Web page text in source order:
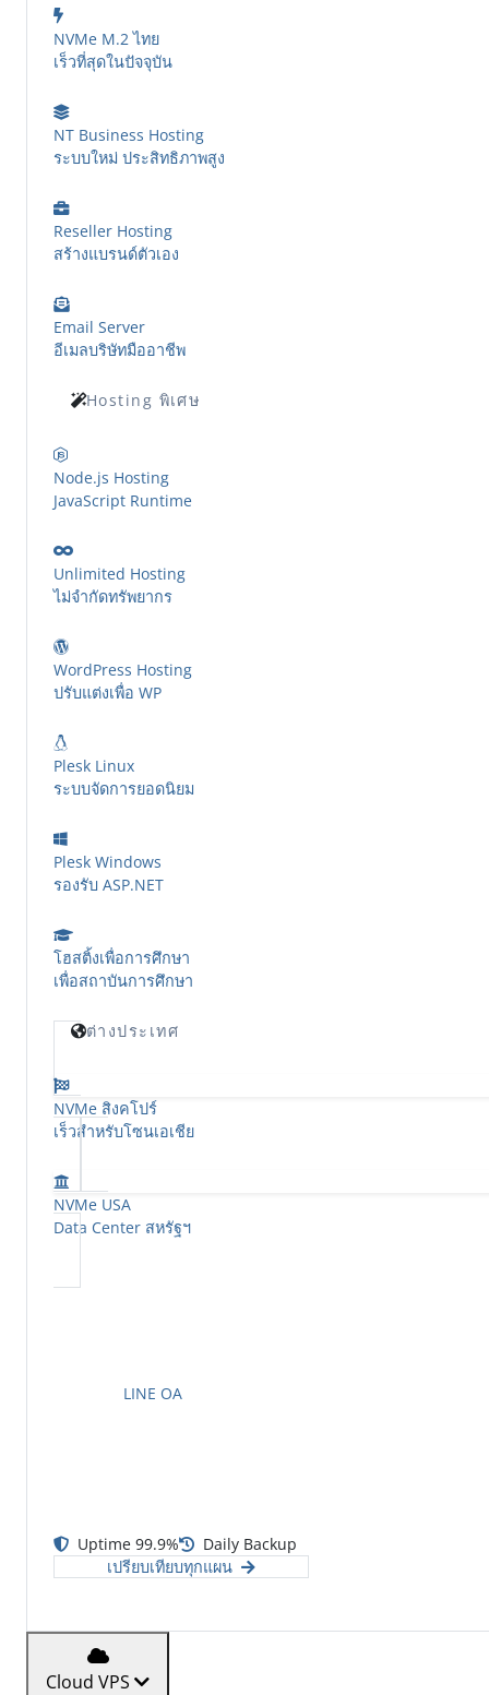
NVMe M.2 ไทย
เร็วที่สุดในปัจจุบัน
NT Business Hosting
ระบบใหม่ ประสิทธิภาพสูง
Reseller Hosting
สร้างแบรนด์ตัวเอง
Email Server
อีเมลบริษัทมืออาชีพ
Hosting พิเศษ
Node.js Hosting
JavaScript Runtime
Unlimited Hosting
ไม่จำกัดทรัพยากร
WordPress Hosting
ปรับแต่งเพื่อ WP
Plesk Linux
ระบบจัดการยอดนิยม
Plesk Windows
รองรับ ASP.NET
โฮสติ้งเพื่อการศึกษา
เพื่อสถาบันการศึกษา
ต่างประเทศ
NVMe สิงคโปร์
เร็วสำหรับโซนเอเชีย
NVMe USA
Data Center สหรัฐฯ
LINE OA
Uptime 99.9%
Daily Backup
เปรียบเทียบทุกแผน
Cloud VPS